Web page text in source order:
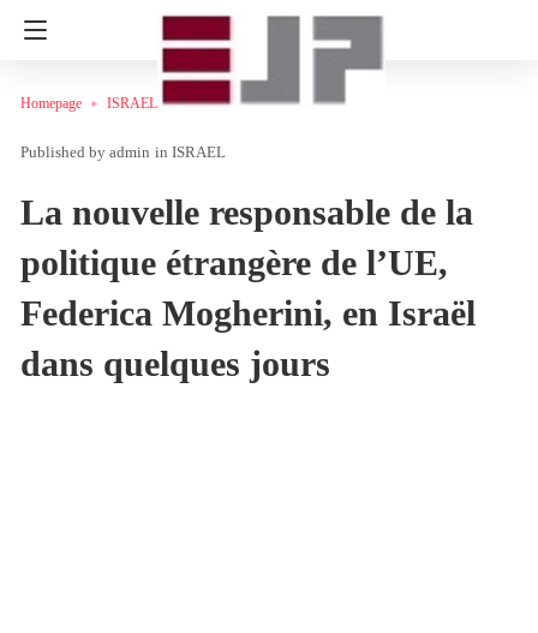
Homepage ISRAEL
admin in ISRAEL
La nouvelle responsable de la
politique étrangère de l’UE,
Federica Mogherini, en Israël
dans quelques jours